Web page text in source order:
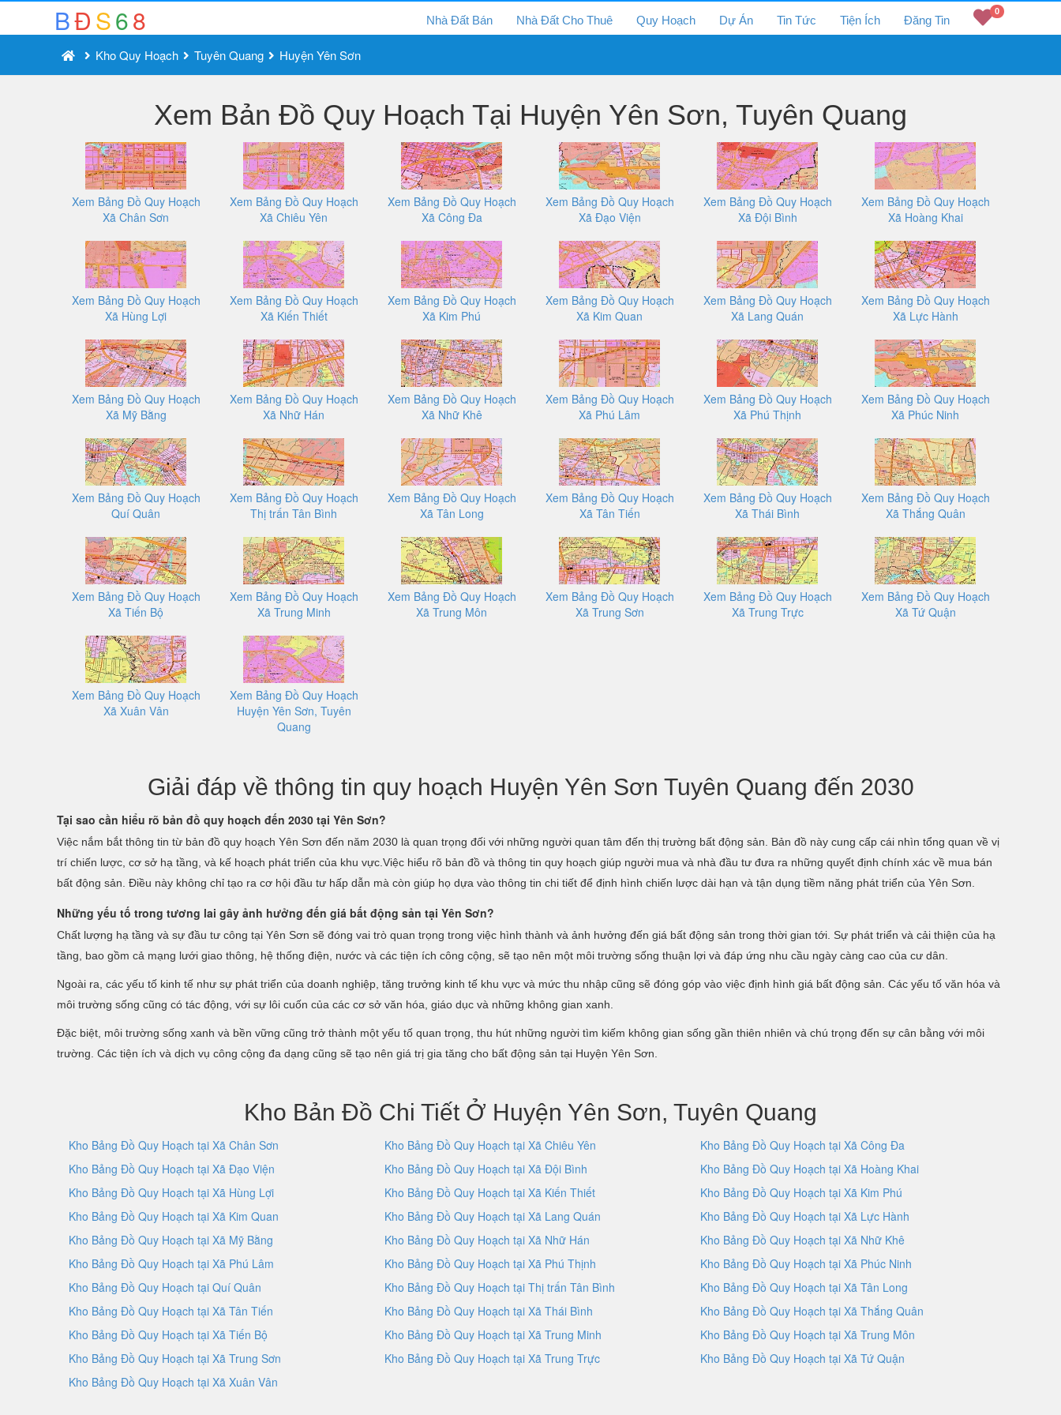
BĐS68 Nhà Đất Bán Nhà Đất Cho Thuê Quy Hoạch Dự Án Tin Tức Tiện Ích Đăng Tin
0
Kho Quy Hoạch Tuyên Quang Huyện Yên Sơn
Xem Bản Đồ Quy Hoạch Tại Huyện Yên Sơn, Tuyên Quang
Xem Bảng Đồ Quy Hoạch
Xã Chân Sơn
Xem Bảng Đồ Quy Hoạch
Xã Chiêu Yên
Xem Bảng Đồ Quy Hoạch
Xã Công Đa
Xem Bảng Đồ Quy Hoạch
Xã Đạo Viện
Xem Bảng Đồ Quy Hoạch
Xã Đội Bình
Xem Bảng Đồ Quy Hoạch
Xã Hoàng Khai
Xem Bảng Đồ Quy Hoạch
Xã Hùng Lợi
Xem Bảng Đồ Quy Hoạch
Xã Kiến Thiết
Xem Bảng Đồ Quy Hoạch
Xã Kim Phú
Xem Bảng Đồ Quy Hoạch
Xã Kim Quan
Xem Bảng Đồ Quy Hoạch
Xã Lang Quán
Xem Bảng Đồ Quy Hoạch
Xã Lực Hành
Xem Bảng Đồ Quy Hoạch
Xã Mỹ Bằng
Xem Bảng Đồ Quy Hoạch
Xã Nhữ Hán
Xem Bảng Đồ Quy Hoạch
Xã Nhữ Khê
Xem Bảng Đồ Quy Hoạch
Xã Phú Lâm
Xem Bảng Đồ Quy Hoạch
Xã Phú Thịnh
Xem Bảng Đồ Quy Hoạch
Xã Phúc Ninh
Xem Bảng Đồ Quy Hoạch
Quí Quân
Xem Bảng Đồ Quy Hoạch
Thị trấn Tân Bình
Xem Bảng Đồ Quy Hoạch
Xã Tân Long
Xem Bảng Đồ Quy Hoạch
Xã Tân Tiến
Xem Bảng Đồ Quy Hoạch
Xã Thái Bình
Xem Bảng Đồ Quy Hoạch
Xã Thắng Quân
Xem Bảng Đồ Quy Hoạch
Xã Tiến Bộ
Xem Bảng Đồ Quy Hoạch
Xã Trung Minh
Xem Bảng Đồ Quy Hoạch
Xã Trung Môn
Xem Bảng Đồ Quy Hoạch
Xã Trung Sơn
Xem Bảng Đồ Quy Hoạch
Xã Trung Trực
Xem Bảng Đồ Quy Hoạch
Xã Tứ Quận
Xem Bảng Đồ Quy Hoạch
Xã Xuân Vân
Xem Bảng Đồ Quy Hoạch
Huyện Yên Sơn, Tuyên
Quang
Giải đáp về thông tin quy hoạch Huyện Yên Sơn Tuyên Quang đến 2030
Tại sao cần hiểu rõ bản đồ quy hoạch đến 2030 tại Yên Sơn?
Việc nắm bắt thông tin từ bản đồ quy hoạch Yên Sơn đến năm 2030 là quan trọng đối với những người quan tâm đến thị trường bất động sản. Bản đồ này cung cấp cái nhìn tổng quan về vị
trí chiến lược, cơ sở hạ tầng, và kế hoạch phát triển của khu vực.Việc hiểu rõ bản đồ và thông tin quy hoạch giúp người mua và nhà đầu tư đưa ra những quyết định chính xác về mua bán
bất động sản. Điều này không chỉ tạo ra cơ hội đầu tư hấp dẫn mà còn giúp họ dựa vào thông tin chi tiết để định hình chiến lược dài hạn và tận dụng tiềm năng phát triển của Yên Sơn.
Những yếu tố trong tương lai gây ảnh hưởng đến giá bất động sản tại Yên Sơn?
Chất lượng hạ tầng và sự đầu tư công tại Yên Sơn sẽ đóng vai trò quan trọng trong việc hình thành và ảnh hưởng đến giá bất động sản trong thời gian tới. Sự phát triển và cải thiện của hạ
tầng, bao gồm cả mạng lưới giao thông, hệ thống điện, nước và các tiện ích công cộng, sẽ tạo nên một môi trường sống thuận lợi và đáp ứng nhu cầu ngày càng cao của cư dân.
Ngoài ra, các yếu tố kinh tế như sự phát triển của doanh nghiệp, tăng trưởng kinh tế khu vực và mức thu nhập cũng sẽ đóng góp vào việc định hình giá bất động sản. Các yếu tố văn hóa và
môi trường sống cũng có tác động, với sự lôi cuốn của các cơ sở văn hóa, giáo dục và những không gian xanh.
Đặc biệt, môi trường sống xanh và bền vững cũng trở thành một yếu tố quan trọng, thu hút những người tìm kiếm không gian sống gần thiên nhiên và chú trọng đến sự cân bằng với môi
trường. Các tiện ích và dịch vụ công cộng đa dạng cũng sẽ tạo nên giá trị gia tăng cho bất động sản tại Huyện Yên Sơn.
Kho Bản Đồ Chi Tiết Ở Huyện Yên Sơn, Tuyên Quang
Kho Bảng Đồ Quy Hoạch tại Xã Chân Sơn Kho Bảng Đồ Quy Hoạch tại Xã Chiêu Yên
Kho Bảng Đồ Quy Hoạch tại Xã Công Đa
Kho Bảng Đồ Quy Hoạch tại Xã Đạo Viện
Kho Bảng Đồ Quy Hoạch tại Xã Đội Bình
Kho Bảng Đồ Quy Hoạch tại Xã Hoàng Khai
Kho Bảng Đồ Quy Hoạch tại Xã Hùng Lợi
Kho Bảng Đồ Quy Hoạch tại Xã Kiến Thiết
Kho Bảng Đồ Quy Hoạch tại Xã Kim Phú
Kho Bảng Đồ Quy Hoạch tại Xã Kim Quan
Kho Bảng Đồ Quy Hoạch tại Xã Lang Quán
Kho Bảng Đồ Quy Hoạch tại Xã Lực Hành
Kho Bảng Đồ Quy Hoạch tại Xã Mỹ Bằng
Kho Bảng Đồ Quy Hoạch tại Xã Nhữ Hán
Kho Bảng Đồ Quy Hoạch tại Xã Nhữ Khê
Kho Bảng Đồ Quy Hoạch tại Xã Phú Lâm
Kho Bảng Đồ Quy Hoạch tại Xã Phú Thịnh
Kho Bảng Đồ Quy Hoạch tại Xã Phúc Ninh
Kho Bảng Đồ Quy Hoạch tại Quí Quân
Kho Bảng Đồ Quy Hoạch tại Thị trấn Tân Bình
Kho Bảng Đồ Quy Hoạch tại Xã Tân Long
Kho Bảng Đồ Quy Hoạch tại Xã Tân Tiến
Kho Bảng Đồ Quy Hoạch tại Xã Thái Bình
Kho Bảng Đồ Quy Hoạch tại Xã Thắng Quân
Kho Bảng Đồ Quy Hoạch tại Xã Tiến Bộ
Kho Bảng Đồ Quy Hoạch tại Xã Trung Minh
Kho Bảng Đồ Quy Hoạch tại Xã Trung Môn
Kho Bảng Đồ Quy Hoạch tại Xã Trung Sơn
Kho Bảng Đồ Quy Hoạch tại Xã Trung Trực
Kho Bảng Đồ Quy Hoạch tại Xã Tứ Quận
Kho Bảng Đồ Quy Hoạch tại Xã Xuân Vân